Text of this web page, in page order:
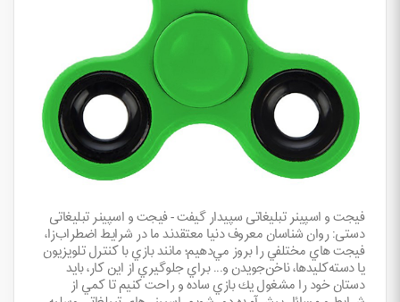
فيجت و اسپينر تبلیغاتی سپیدار گیفت - فيجت و اسپينر تبلیغاتی
دستی: روان‌ شناسان معروف دنیا معتقدند ما در شرايط اضطراب‌زا،
فيجت‌ هاي مختلفي را بروز مي‌دهيم؛ مانند بازي با كنترل تلويزيون
يا دسته‌كليدها، ناخن‌جويدن و... براي جلوگيري از اين كار، بايد
دستان خود را مشغول يك بازي ساده و راحت كنيم تا كمي از